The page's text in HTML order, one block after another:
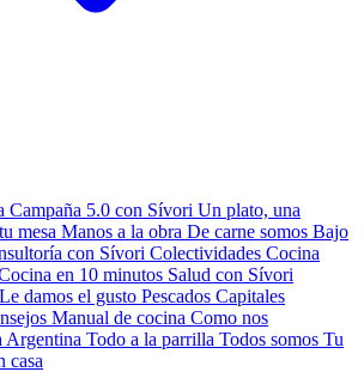
Campaña 5.0 con Sívori Un plato, una
mesa Manos a la obra De carne somos Bajo
con Sívori Colectividades Cocina
en 10 minutos Salud con Sívori
Le damos el gusto Pescados Capitales
Manual de cocina Como nos
Argentina Todo a la parrilla Todos somos Tu
casa